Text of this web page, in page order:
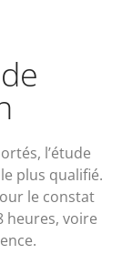
l’étude
plus qualifié.
le constat
heures, voire